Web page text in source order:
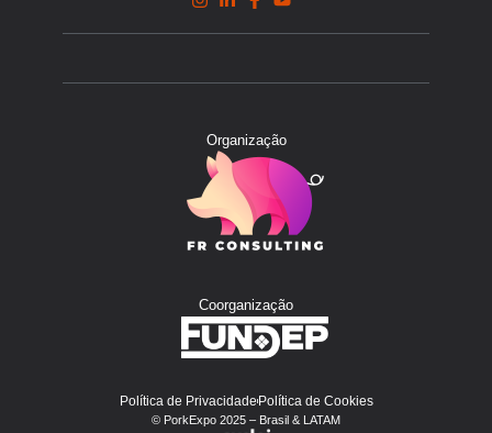
Organização
Coorganização
Política de PrivacidadePolítica de Cookies
© PorkExpo 2025 – Brasil & LATAM